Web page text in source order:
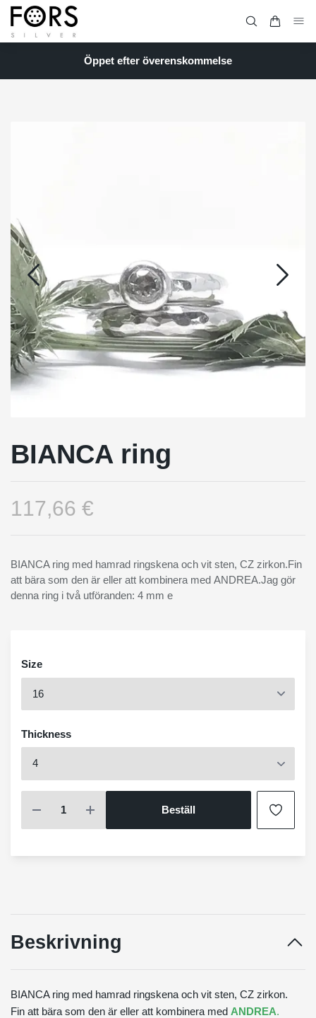
Öppet efter överenskommelse
BIANCA ring
117,66 €
BIANCA ring med hamrad ringskena och vit sten, CZ zirkon.Fin
att bära som den är eller att kombinera med ANDREA.Jag gör
denna ring i två utföranden: 4 mm e
Size
Thickness
Beställ
Beskrivning
BIANCA ring med hamrad ringskena och vit sten, CZ zirkon.
Fin att bära som den är eller att kombinera med ANDREA.